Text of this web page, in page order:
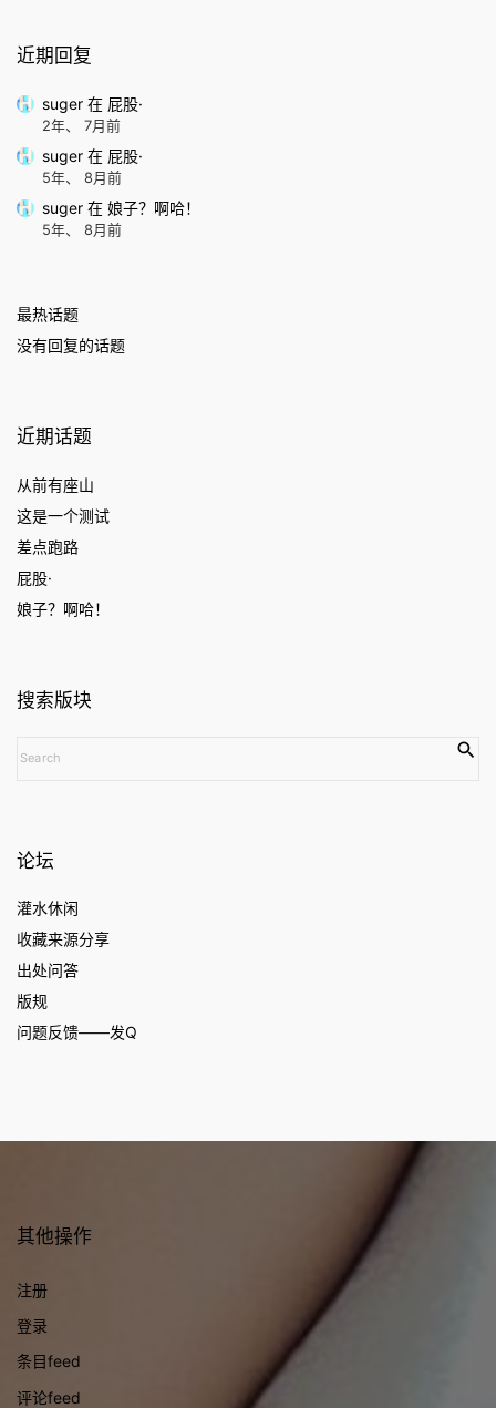
近期回复
suger 在 屁股·
2年、 7月前
suger 在 屁股·
5年、 8月前
suger 在 娘子？啊哈！
5年、 8月前
最热话题
没有回复的话题
近期话题
从前有座山
这是一个测试
差点跑路
屁股·
娘子？啊哈！
搜索版块
论坛
灌水休闲
收藏来源分享
出处问答
版规
问题反馈——发Q
其他操作
注册
登录
条目feed
评论feed